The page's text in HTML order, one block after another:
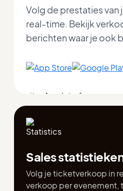
Volg de prestaties van
real-time. Bekijk
berichten waar je ook
Sales
Volg je ticketverkoop in
verkoop per